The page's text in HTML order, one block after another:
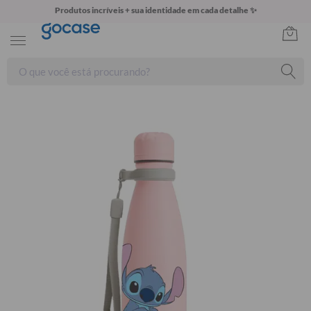
Produtos incríveis + sua identidade em cada detalhe ✨